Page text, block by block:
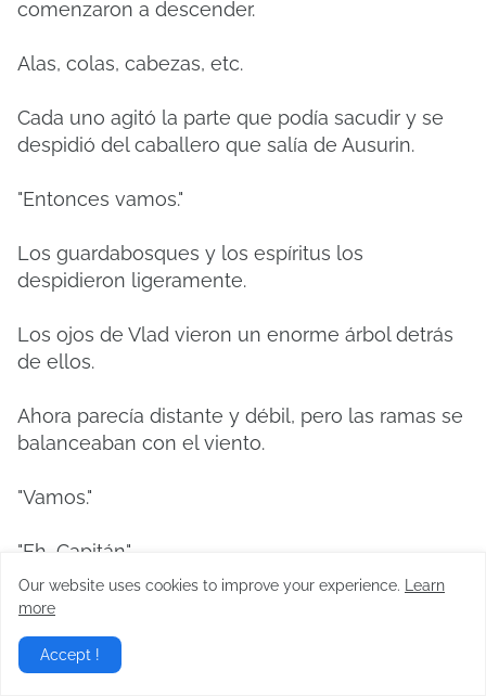
comenzaron a descender.
Alas, colas, cabezas, etc.
Cada uno agitó la parte que podía sacudir y se
despidió del caballero que salía de Ausurin.
"Entonces vamos."
Los guardabosques y los espíritus los
despidieron ligeramente.
Los ojos de Vlad vieron un enorme árbol detrás
de ellos.
Ahora parecía distante y débil, pero las ramas se
balanceaban con el viento.
"Vamos."
"Eh, Capitán".
Un caballero y un escudero girando la cabeza
de sus caballos.
Our website uses cookies to improve your experience.
Learn
more
Accept !